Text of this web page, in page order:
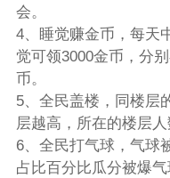
会。
4、睡觉赚金币，每天
觉可领3000金币，分
币。
5、全民盖楼，同楼层
层越高，所在的楼层
6、全民打气球，气球
占比百分比瓜分被爆